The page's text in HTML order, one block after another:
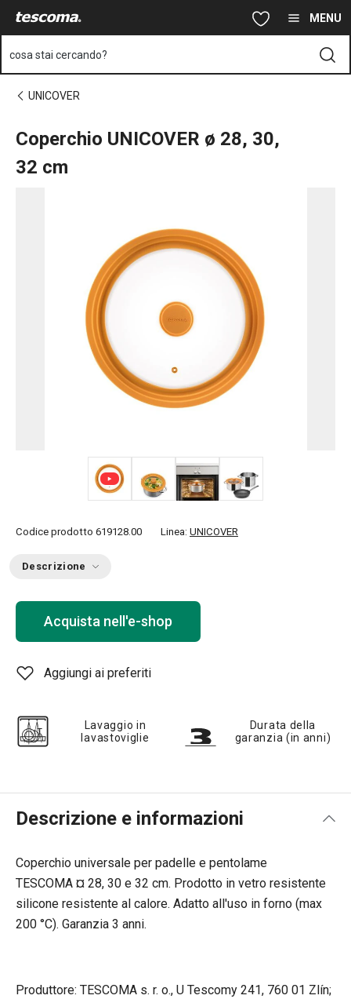
Vai al contenuto principale MENU
cosa stai cercando?
UNICOVER
Coperchio UNICOVER ø 28, 30,
32 cm
Codice prodotto 619128.00 Linea: UNICOVER
Descrizione
Acquista nell'e-shop
Aggiungi ai preferiti
Lavaggio in
lavastoviglie
Durata della
garanzia (in anni)
Descrizione e informazioni
Coperchio universale per padelle e pentolame
TESCOMA ¤ 28, 30 e 32 cm. Prodotto in vetro resistente
silicone resistente al calore. Adatto all'uso in forno (max
200 °C). Garanzia 3 anni.
Produttore: TESCOMA s. r. o., U Tescomy 241, 760 01 Zlín;